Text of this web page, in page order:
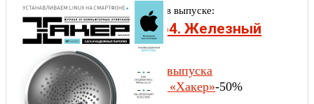
Другие статьи в выпуске:
Хакер #164. Железный
дуршлаг
Содержание выпуска
Подписка на «Хакер»-50%